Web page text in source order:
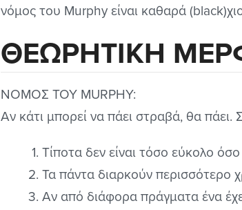
νόμος του Murphy είναι καθαρά
ΘΕΩΡΗΤΙΚΗ
ΝΟΜΟΣ ΤΟΥ MURPHY:
Αν κάτι μπορεί να πάει στραβά, θα πάει.
Τίποτα δεν είναι τόσο εύκολο όσο
Τα πάντα διαρκούν περισσότερο
Αν από διάφορα πράγματα ένα